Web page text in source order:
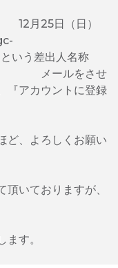
（日）
いう差出人名称
させ
『アカウントに登録
ど、よろしくお願い
頂いておりますが、
す。